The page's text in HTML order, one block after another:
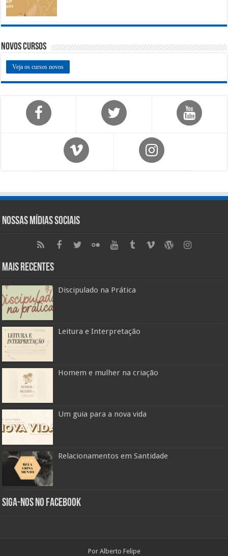
Novos Cursos
Veja os cursos novos
Nossas Mídias Sociais
Mais Recentes
Discipulado na Prática
Leitura e Interpretação
Homem e mulher na criação
Um guia para a nova vida
Relacionamentos em Santidade
Siga-nos no Facebook
Por Alberto Felipe